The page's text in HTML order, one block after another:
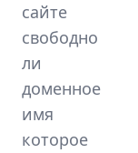
сайте
свободно
ли
доменное
имя
которое